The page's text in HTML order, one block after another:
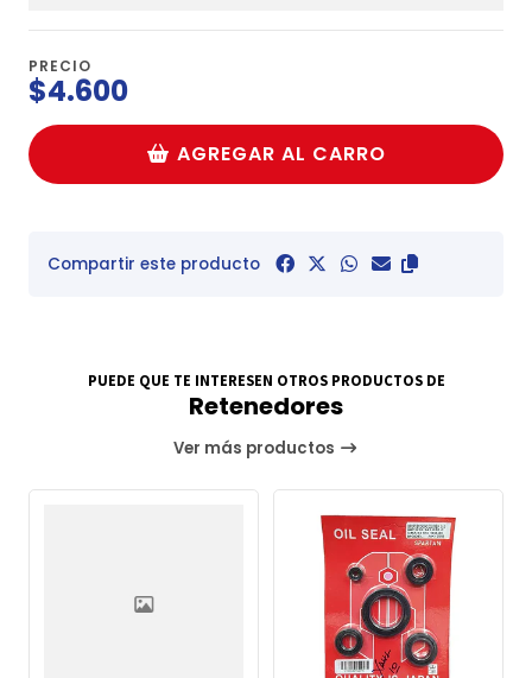
PRECIO
$4.600
AGREGAR AL CARRO
Compartir este producto
PUEDE QUE TE INTERESEN OTROS PRODUCTOS DE
Retenedores
Ver más productos